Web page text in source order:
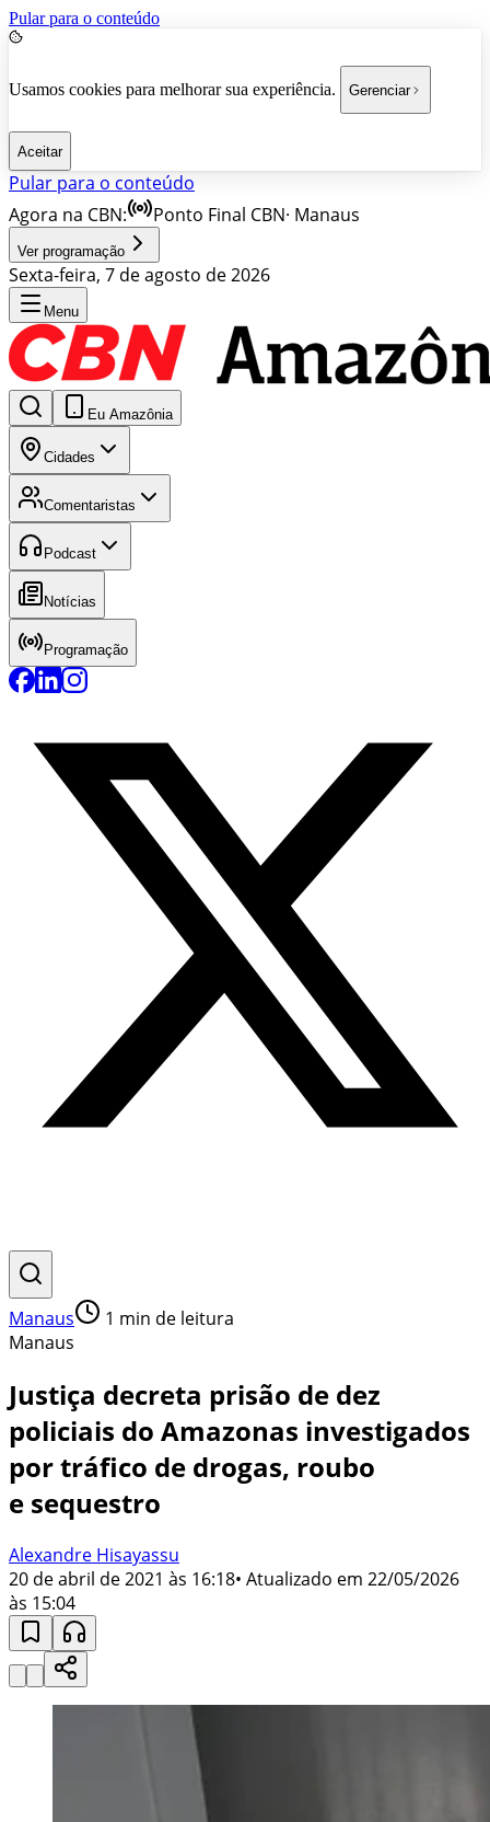
Pular para o conteúdo
Usamos cookies para melhorar sua experiência. Gerenciar
Aceitar
Pular para o conteúdo
Agora na CBN:
Ponto Final CBN· Manaus
Ver programação
Sexta-feira, 7 de agosto de 2026
Menu
Eu Amazônia
Cidades
Comentaristas
Podcast
Notícias
Programação
Manaus 1 min de leitura
Manaus
Justiça decreta prisão de dez
policiais do Amazonas investigados
por tráfico de drogas, roubo
e sequestro
Alexandre Hisayassu
20 de abril de 2021 às 16:18• Atualizado em 22/05/2026
às 15:04